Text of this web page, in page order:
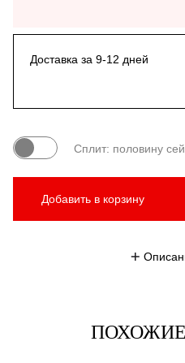
Доставка за 9-12 дней
Сплит: половину
Добавить в корзину